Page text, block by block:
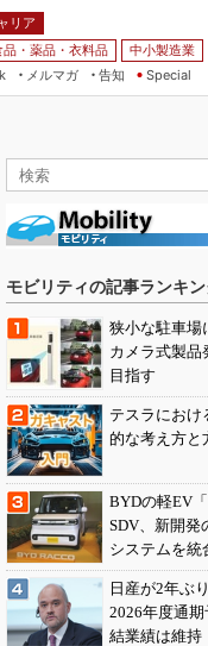
リア
品・薬品・衣料品
中小製造業
メルマガ
告知 Special
モビリティの記事ランキ
狭小な駐車場
カメラ式製
目指す
テスラにおけ
的な考え方と
BYDの軽EV
SDV、新開発
システムを統
日産が2年ぶ
2026年度通
結業績は維持